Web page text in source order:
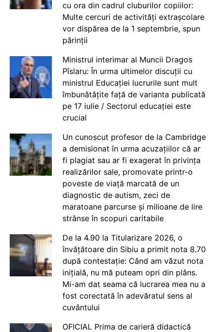
cu ora din cadrul cluburilor copiilor:
Multe cercuri de activități extrașcolare
vor dispărea de la 1 septembrie, spun
părinții
Ministrul interimar al Muncii Dragos
Pîslaru: În urma ultimelor discuții cu
ministrul Educației lucrurile sunt mult
îmbunătățite față de varianta publicată
pe 17 iulie / Sectorul educației este
crucial
Un cunoscut profesor de la Cambridge
a demisionat în urma acuzațiilor că ar
fi plagiat sau ar fi exagerat în privința
realizărilor sale, promovate printr-o
poveste de viață marcată de un
diagnostic de autism, zeci de
maratoane parcurse și milioane de lire
strânse în scopuri caritabile
De la 4.90 la Titularizare 2026, o
învățătoare din Sibiu a primit nota 8.70
după contestație: Când am văzut nota
inițială, nu mă puteam opri din plâns.
Mi-am dat seama că lucrarea mea nu a
fost corectată în adevăratul sens al
cuvântului
OFICIAL Prima de carieră didactică